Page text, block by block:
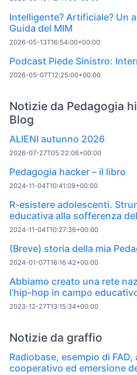
Intelligente? Artificiale? Un
Guida del MIM
2026-05-13T16:54:00+00:00
Podcast Piede Sinistro:
2026-05-07T12:25:00+00:00
Notizie da Pedagogia
Blog
ALIENI autunno 2026
2026-07-27T05:22:06+00:00
Pedagogia hacker – il libro
2024-11-04T10:41:09+00:00
R-esistere adolescenti.
educativa alla sofferenza
2024-11-04T10:27:36+00:00
(Breve) storia della mia
2024-01-07T16:16:42+00:00
Abbiamo creato una rete
l’hip-hop in campo
2023-12-27T13:15:34+00:00
Notizie da graffio
Radiobase, esempio di
cooperativo ed emersione